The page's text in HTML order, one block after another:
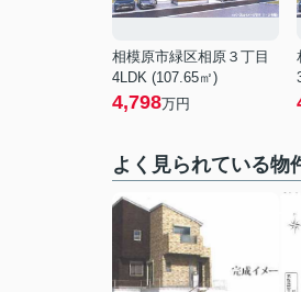
相模原市緑区相原３丁目
4LDK (107.65㎡)
4,798万円
よく見られている物